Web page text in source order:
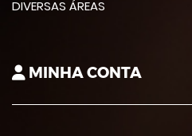
DIVERSAS ÁREAS
MINHA CONTA